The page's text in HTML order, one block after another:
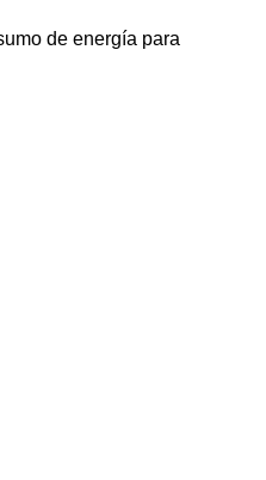
de energía para